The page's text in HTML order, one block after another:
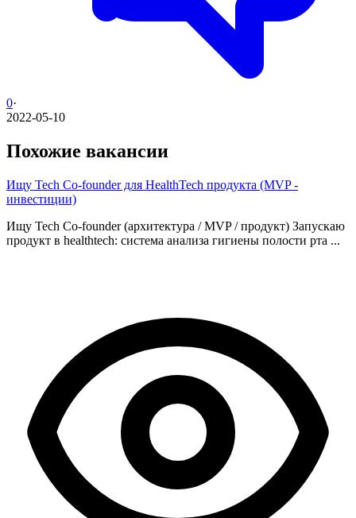
0·
2022-05-10
Похожие вакансии
Ищу Tech Co-founder для HealthTech продукта (MVP -
инвестиции)
Ищу Tech Co-founder (архитектура / MVP / продукт) Запускаю
продукт в healthtech: система анализа гигиены полости рта ...